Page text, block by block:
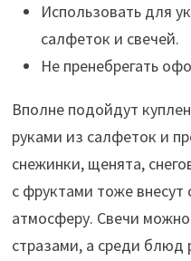
Использовать для
салфеток и свечей.
Не пренебрегать
Вполне подойдут
руками из салфеток и
снежинки, щенята,
с фруктами тоже
атмосферу. Свечи
стразами, а среди